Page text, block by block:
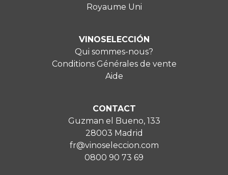
Royaume Uni
VINOSELECCIÓN
Qui sommes-nous?
Conditions Générales de vente
Aide
CONTACT
Guzman el Bueno, 133
28003 Madrid
fr@vinoseleccion.com
0800 90 73 69